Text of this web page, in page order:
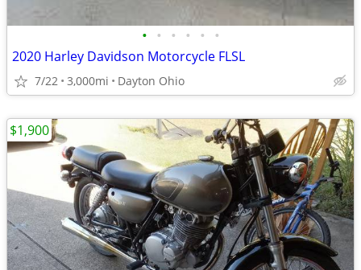
• • • • • •
2020 Harley Davidson Motorcycle FLSL
7/22 3,000mi Dayton Ohio
$1,900